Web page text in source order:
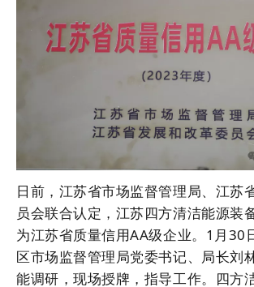
日前，江苏省市场监督管理局、江苏
员会联合认定，江苏四方清洁能源装
为江苏省质量信用AA级企业。1月30
区市场监督管理局党委书记、局长刘
能调研，现场授牌，指导工作。四方